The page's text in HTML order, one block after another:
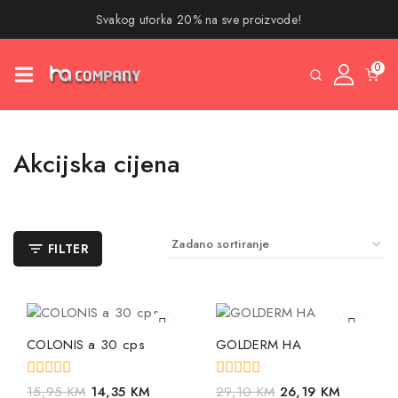
Svakog utorka 20% na sve proizvode!
0
Akcijska cijena
FILTER
COLONIS a 30 cps
0
15,95KM 14,35 KM
GOLDERM HA
0
29,10KM 26,19 KM